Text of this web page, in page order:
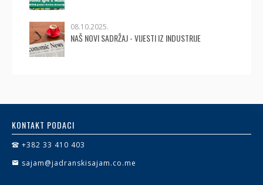
08.10.2025.
NAŠ NOVI SADRŽAJ - VIJESTI IZ INDUSTRIJE
KONTAKT PODACI
+382 33 410 403
sajam@jadranskisajam.co.me